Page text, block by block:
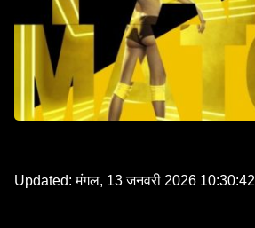
Updated:मंगल, 13 जनवरी 2026 10:30:42